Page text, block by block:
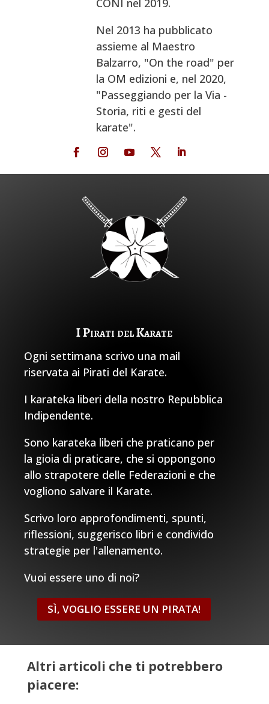
CONI nel 2019.
Nel 2013 ha pubblicato
assieme al Maestro
Balzarro, "On the road" per
la OM edizioni e, nel 2020,
"Passeggiando per la Via -
Storia, riti e gesti del
karate".
I Pirati del Karate
Ogni settimana scrivo una mail
riservata ai Pirati del Karate.
I karateka liberi della nostro Repubblica
Indipendente.
Sono karateka liberi che praticano per
la gioia di praticare, che si oppongono
allo strapotere delle Federazioni e che
vogliono salvare il Karate.
Scrivo loro approfondimenti, spunti,
riflessioni, suggerisco libri e condivido
strategie per l'allenamento.
Vuoi essere uno di noi?
SÌ, VOGLIO ESSERE UN PIRATA!
Altri articoli che ti potrebbero
piacere: